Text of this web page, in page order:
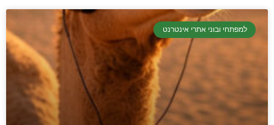
תכנות בעולם האמיתי
עם מיקרו בקרים
למפתחי ובוני אתרי אינטרנט